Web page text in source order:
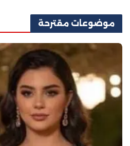
موضوعات مقترحة